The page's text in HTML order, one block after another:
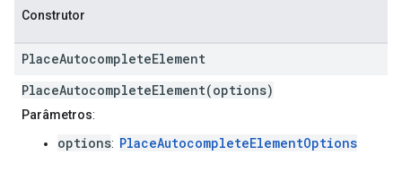
Construtor
PlaceAutocompleteElement
PlaceAutocompleteElement(options)
Parâmetros:
options: PlaceAutocompleteElementOptions